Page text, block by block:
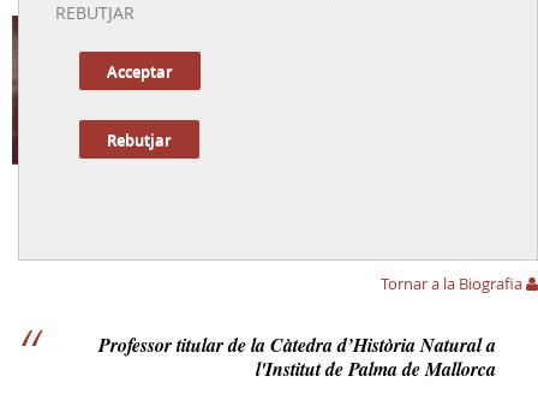
REBUTJAR
Acceptar
Rebutjar
Tornar a la Biografia
Professor titular de la Càtedra d’Història Natural a
l'Institut de Palma de Mallorca